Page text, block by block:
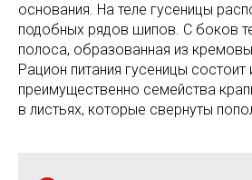
основания. На теле гусеницы
подобных рядов шипов. С боков
полоса, образованная из
Рацион питания гусеницы состоит
преимущественно семейства
в листьях, которые свернуты